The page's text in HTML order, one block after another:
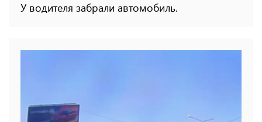
У водителя забрали автомобиль.